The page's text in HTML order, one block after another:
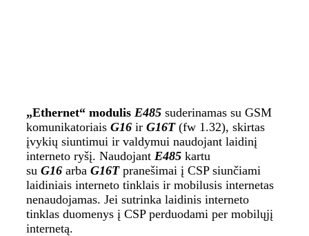
„Ethernet“ modulis E485suderinamas su GSM
komunikatoriais G16ir G16T(fw 1.32), skirtas
įvykių siuntimui ir valdymui naudojant laidinį
interneto ryšį. Naudojant E485kartu
su G16arba G16Tpranešimai į CSP siunčiami
laidiniais interneto tinklais ir mobilusis internetas
nenaudojamas. Jei sutrinka laidinis interneto
tinklas duomenys į CSP perduodami per mobilųjį
internetą.